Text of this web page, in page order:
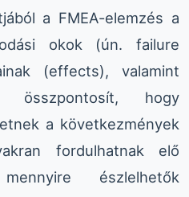
a FMEA-elemzés a
okok (ún. failure
(effects), valamint
összpontosít, hogy
a következmények
fordulhatnak elő
észlelhetők